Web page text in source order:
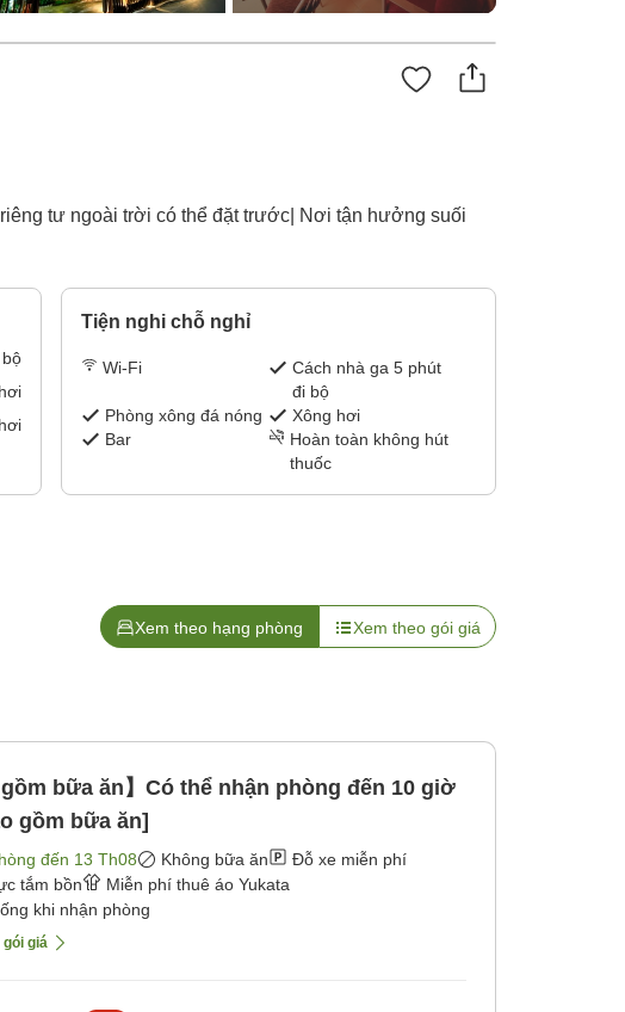
tư ngoài trời có thể đặt trước| Nơi tận hưởng suối
Tiện nghi chỗ nghỉ
Wi-Fi
Cách nhà ga 5 phút
đi bộ
Phòng xông đá nóng
Xông hơi
Bar
Hoàn toàn không hút
thuốc
Xem theo hạng phòng Xem theo gói giá
gồm bữa ăn】Có thể nhận phòng đến 10 giờ
gồm bữa ăn]
đến 13 Th08 Không bữa ăn
Đỗ xe miễn phí
tắm bồn
Miễn phí thuê áo Yukata
khi nhận phòng
giá